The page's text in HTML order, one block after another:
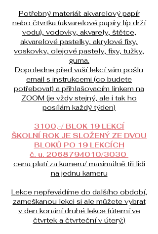
Potřebný materiál: akvarelový papír
nebo čtvrtka (akvarelové papíry líp drží
vodu), vodovky, akvarely, štětce,
akvarelové pastelky, akrylové fixy,
voskovky, olejové pastely, fixy, tužky,
guma.
Dopoledne před vaší lekcí vám pošlu
email s instrukcemi (co budete
potřebovat) a přihlašovacím linkem na
ZOOM (je vždy stejný, ale i tak ho
posílám každý týden)
3100,-/ BLOK 19 LEKCÍ
ŠKOLNÍ ROK JE SLOŽENÝ ZE DVOU
BLOKŮ PO 19 LEKCÍCH
č. u. 2068794010/3030
cena platí za kameru/ maximálně tři lidi
na jednu kameru
Lekce nepřevádíme do dalšího období,
zameškanou lekci si ale můžete vybrat
v den konání druhé lekce (úterní ve
čtvrtek a čtvrteční v úterý:)